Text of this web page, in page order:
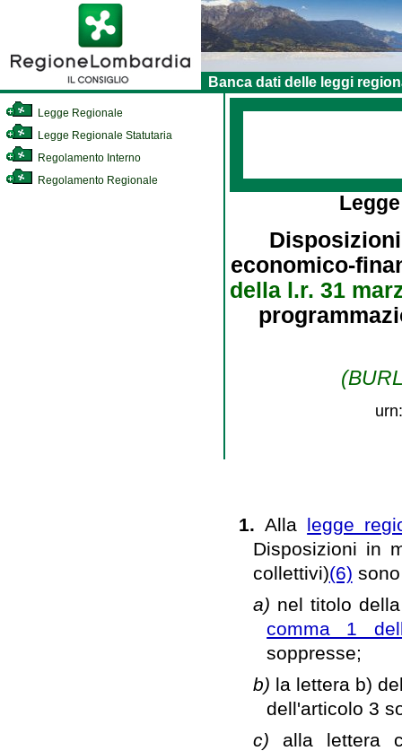
Banca dati delle leggi
Legge Regionale
Legge Regionale Statutaria
Regolamento Interno
Regolamento Regionale
economico-
della l.r. 31
1.Alla legge
Disposizioni in
collettivi)(6)
a) nel titolo
comma 1
soppresse;
b) la lettera b)
dell'articolo 3
c) alla lettera